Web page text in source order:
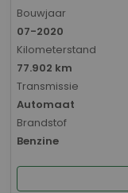
Bouwjaar
07-2020
Kilometerstand
77.902 km
Transmissie
Automaat
Brandstof
Benzine